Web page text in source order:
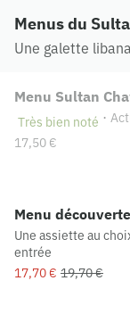
Menus du
Une galette
Menu Sultan
Très bien noté ·
17,50 €
Menu
Une assiette au
entrée
17,70 € 19,70 €